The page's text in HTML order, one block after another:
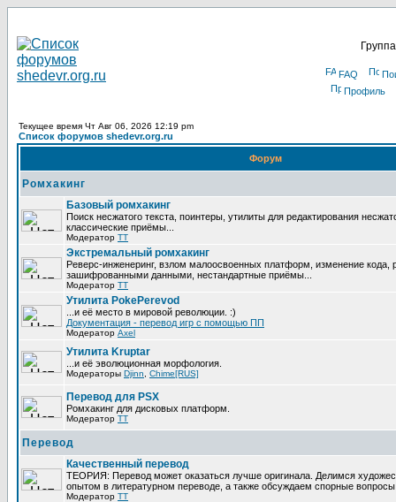
FAQ
Профиль
Текущее время Чт Авг 06, 2026 12:19 pm
Список форумов shedevr.org.ru
Форум
Ромхакинг
Базовый ромхакинг
Поиск несжатого текста, поинтеры, утилиты для редактирования
классические приёмы...
Модератор TT
Экстремальный ромхакинг
Реверс-инженеринг, взлом малоосвоенных платформ, изменение кода,
зашифрованными данными, нестандартные приёмы...
Модератор TT
Утилита PokePerevod
...и её место в мировой революции. :)
Документация - перевод игр с помощью ПП
Модератор Axel
Утилита Kruptar
...и её эволюционная морфология.
Модераторы Djinn Chime[RUS]
Перевод для PSX
Ромхакинг для дисковых платформ.
Модератор TT
Перевод
Качественный перевод
ТЕОРИЯ: Перевод может оказаться лучше оригинала. Делимся
опытом в литературном переводе, а также обсуждаем спорные вопросы
Модератор TT